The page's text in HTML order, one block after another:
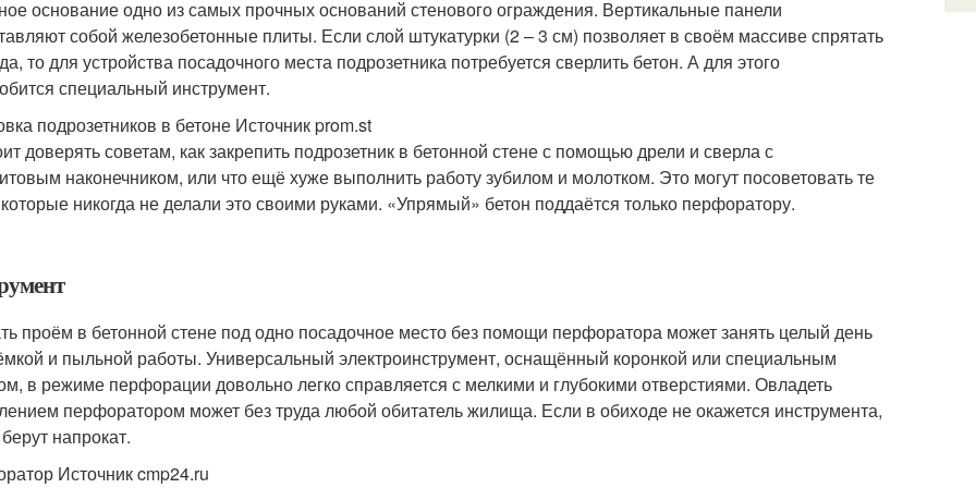
основание одно из самых прочных оснований стенового ограждения. Вертикальные панели
собой железобетонные плиты. Если слой штукатурки (2 – 3 см) позволяет в своём массиве спрятать
то для устройства посадочного места подрозетника потребуется сверлить бетон. А для этого
специальный инструмент.
подрозетников в бетоне Источник prom.st
доверять советам, как закрепить подрозетник в бетонной стене с помощью дрели и сверла с
наконечником, или что ещё хуже выполнить работу зубилом и молотком. Это могут посоветовать те
никогда не делали это своими руками. «Упрямый» бетон поддаётся только перфоратору.
проём в бетонной стене под одно посадочное место без помощи перфоратора может занять целый день
и пыльной работы. Универсальный электроинструмент, оснащённый коронкой или специальным
в режиме перфорации довольно легко справляется с мелкими и глубокими отверстиями. Овладеть
перфоратором может без труда любой обитатель жилища. Если в обиходе не окажется инструмента,
напрокат.
Источник cmp24.ru